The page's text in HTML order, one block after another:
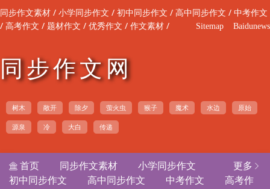
同步作文素材 / 小学同步作文 / 初中同步作文 / 高中同步作文 / 中考作文
/ 高考作文 / 题材作文 / 优秀作文 / 作文素材 / Sitemap Baidunews
同步作文网
树木 敞开 除夕 萤火虫 猴子 魔术 水边 原始
源泉 冷 大白 传递
更多 
 首页 同步作文素材
小学同步作文
初中同步作文
高中同步作文 中考作文
高考作